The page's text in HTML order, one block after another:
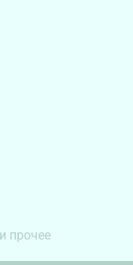
прочее